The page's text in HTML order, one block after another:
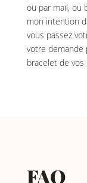
ou par mail, ou
mon intention
vous passez
votre demande
bracelet de vos
FAQ